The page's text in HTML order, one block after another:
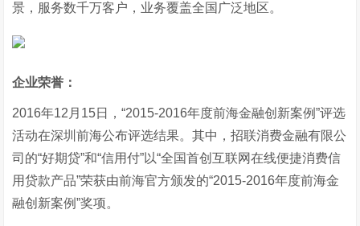
景，服务数千万客户，业务覆盖全国广泛地区。
企业荣誉：
2016年12月15日，“2015-2016年度前海金融创新案例”评选
活动在深圳前海公布评选结果。其中，招联消费金融有限公
司的“好期贷”和“信用付”以“全国首创互联网在线便捷消费信
用贷款产品”荣获由前海官方颁发的“2015-2016年度前海金
融创新案例”奖项。